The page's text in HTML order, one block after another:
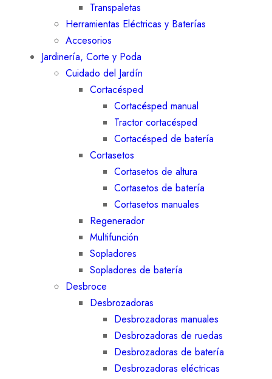
Transpaletas
Herramientas Eléctricas y Baterías
Accesorios
Jardinería, Corte y Poda
Cuidado del Jardín
Cortacésped
Cortacésped manual
Tractor cortacésped
Cortacésped de batería
Cortasetos
Cortasetos de altura
Cortasetos de batería
Cortasetos manuales
Regenerador
Multifunción
Sopladores
Sopladores de batería
Desbroce
Desbrozadoras
Desbrozadoras manuales
Desbrozadoras de ruedas
Desbrozadoras de batería
Desbrozadoras eléctricas